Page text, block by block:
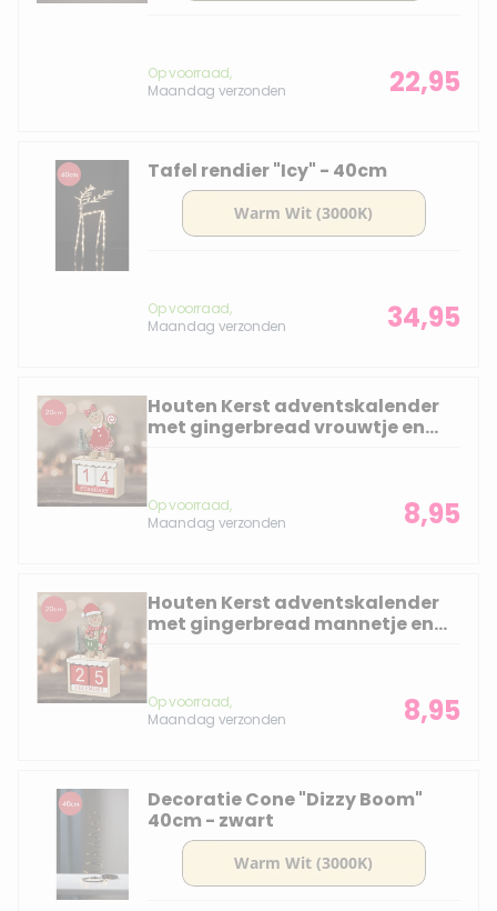
Op voorraad,
Maandag verzonden
22,95
Tafel rendier "Icy" - 40cm
Op voorraad,
Maandag verzonden
34,95
Houten Kerst adventskalender
met gingerbread vrouwtje en
Op voorraad,
Maandag verzonden
8,95
Houten Kerst adventskalender
met gingerbread mannetje en
Op voorraad,
Maandag verzonden
8,95
Decoratie Cone "Dizzy Boom"
40cm - zwart